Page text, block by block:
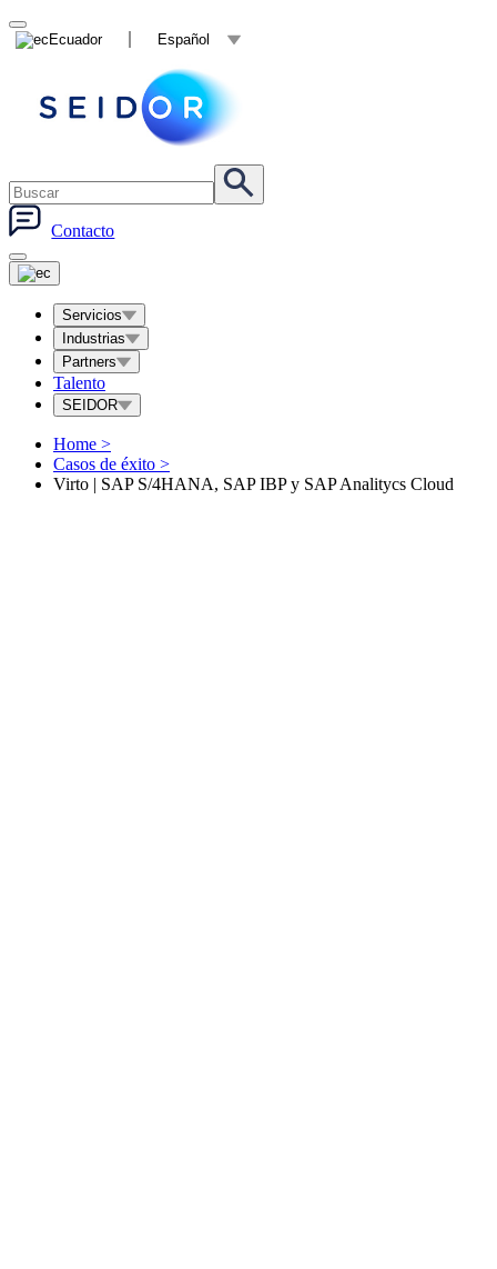
Ecuador Español
Contacto
Servicios
Industrias
Partners
Talento
SEIDOR
Home >
Casos de éxito >
Virto | SAP S/4HANA, SAP IBP y SAP Analitycs Cloud